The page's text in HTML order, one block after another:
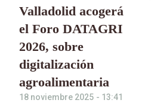
Valladolid acogerá
el Foro DATAGRI
2026, sobre
digitalización
agroalimentaria
18 noviembre 2025 - 13:41